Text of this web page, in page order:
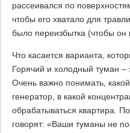
рассеивался по
чтобы его хватало для
было переизбытка (чтобы он
Что касается варианта,
Горячий и холодный туман –
Очень важно понимать,
генератор, в какой
обрабатываться квартира.
говорят: «Ваши туманы не